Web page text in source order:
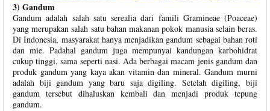
3) Gandum
Gandum adalah salah satu serealia dari famili Gramineae (Poaceae)
yang merupakan salah satu bahan makanan pokok manusia selain beras.
Di Indonesia, masyarakat hanya menjadikan gandum sebagai bahan roti
dan mie. Padahal gandum juga mempunyai kandungan karbohidrat
cukup tinggi, sama seperti nasi. Ada berbagai macam jenis gandum dan
produk gandum yang kaya akan vitamin dan mineral. Gandum murni
adalah biji gandum yang baru saja digiling. Setelah digiling, biji
gandum tersebut dihaluskan kembali dan menjadi produk tepung
gandum.